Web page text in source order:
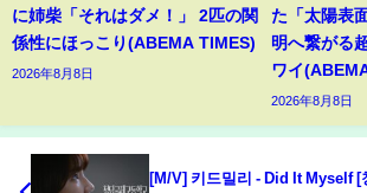
に姉柴「それはダメ！」 2匹の関
係性にほっこり(ABEMA TIMES)
2026年8月8日
た「太陽表
明へ繋がる
ワイ
2026年8月8日
[M/V] 키드밀리 - Did It Myself [